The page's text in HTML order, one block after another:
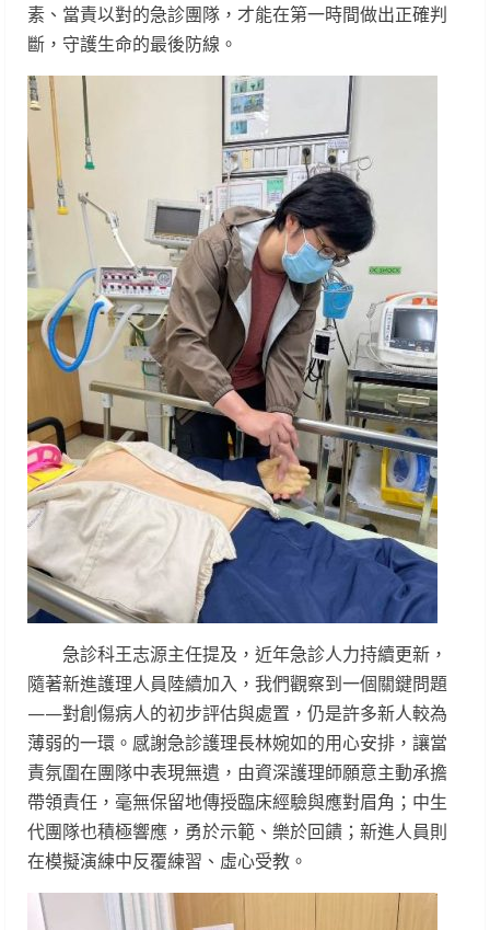
素、當責以對的急診團隊，才能在第一時間做出正確判
斷，守護生命的最後防線。
急診科王志源主任提及，近年急診人力持續更新，
隨著新進護理人員陸續加入，我們觀察到一個關鍵問題
——對創傷病人的初步評估與處置，仍是許多新人較為
薄弱的一環。感謝急診護理長林婉如的用心安排，讓當
責氛圍在團隊中表現無遺，由資深護理師願意主動承擔
帶領責任，毫無保留地傳授臨床經驗與應對眉角；中生
代團隊也積極響應，勇於示範、樂於回饋；新進人員則
在模擬演練中反覆練習、虛心受教。